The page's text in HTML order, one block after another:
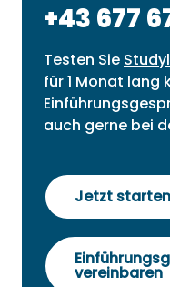
+43 677
Testen Sie
für 1 Monat lang
auch gerne bei
Jetzt starten
vereinbaren